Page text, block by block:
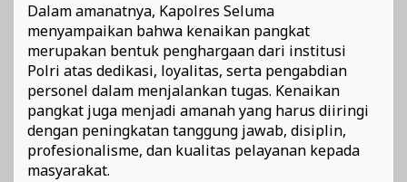
Dalam amanatnya, Kapolres Seluma
menyampaikan bahwa kenaikan pangkat
merupakan bentuk penghargaan dari institusi
Polri atas dedikasi, loyalitas, serta pengabdian
personel dalam menjalankan tugas. Kenaikan
pangkat juga menjadi amanah yang harus diiringi
dengan peningkatan tanggung jawab, disiplin,
profesionalisme, dan kualitas pelayanan kepada
masyarakat.